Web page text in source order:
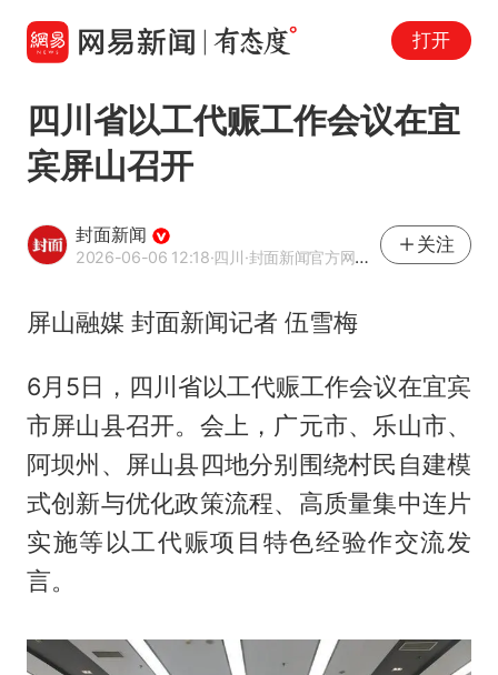
打开
四川省以工代赈工作会议在宜
宾屏山召开
封面新闻
2026-06-06 12:18·四川·封面新闻官方网易号
关注
屏山融媒 封面新闻记者 伍雪梅
6月5日，四川省以工代赈工作会议在宜宾
市屏山县召开。会上，广元市、乐山市、
阿坝州、屏山县四地分别围绕村民自建模
式创新与优化政策流程、高质量集中连片
实施等以工代赈项目特色经验作交流发
言。